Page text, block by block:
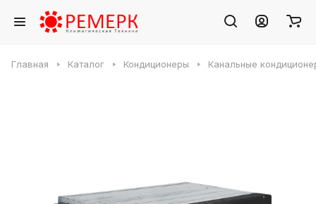
Главная Каталог Кондиционеры Канальные